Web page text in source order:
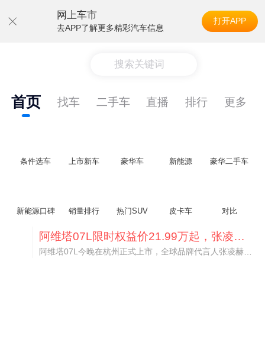
网上车市
去APP了解更多精彩汽车信息
打开APP
搜索关键词
首页 找车 二手车 直播 排行 更多
条件选车 上市新车 豪华车 新能源 豪华二手车
新能源口碑 销量排行 热门SUV 皮卡车 对比
阿维塔07L限时权益价21.99万起，张凌赫成首位车主
阿维塔07L今晚在杭州正式上市，全球品牌代言人张凌赫现场提车，成为这台车的第一位主人。三个版本：Elite纯电版22.99万，Max+后驱纯电版24.99万，Ultra三电机四驱版27.99万。